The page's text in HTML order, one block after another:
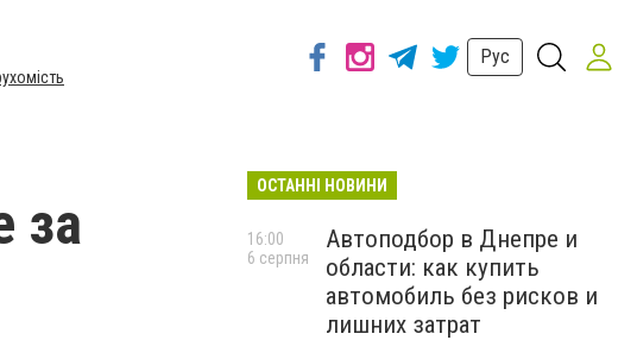
Рус
за
ОСТАННІ НОВИНИ
Автоподбор в Днепре и
области: как купить
автомобиль без рисков и
лишних затрат
16:00
6 серпня